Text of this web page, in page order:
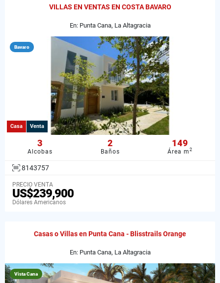
VILLAS EN VENTAS EN COSTA BAVARO
En: Punta Cana, La Altagracia
Bavaro
Casa Venta
3
Alcobas
2
Baños
149
Área m2
8143757
PRECIO VENTA
US$239,900
Dólares Americanos
Casas o Villas en Punta Cana - Blisstrails Orange
En: Punta Cana, La Altagracia
Vista Cana